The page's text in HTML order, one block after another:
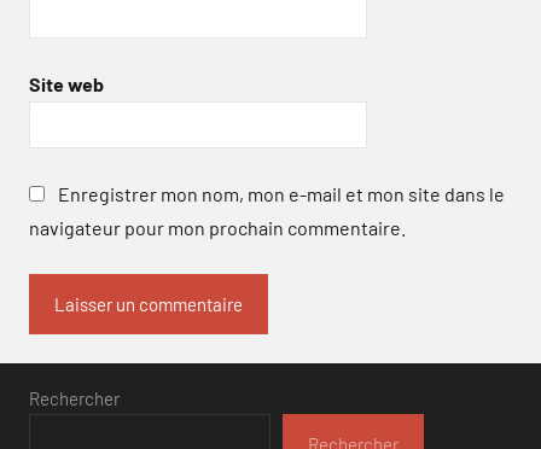
Site web
Enregistrer mon nom, mon e-mail et mon site dans le
navigateur pour mon prochain commentaire.
Rechercher
Rechercher